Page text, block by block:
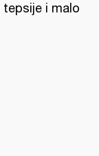
i malo